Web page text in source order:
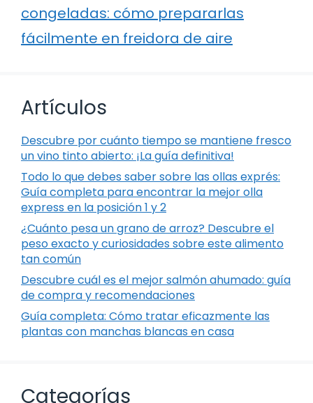
congeladas: cómo prepararlas
fácilmente en freidora de aire
Artículos
Descubre por cuánto tiempo se mantiene fresco
un vino tinto abierto: ¡La guía definitiva!
Todo lo que debes saber sobre las ollas exprés:
Guía completa para encontrar la mejor olla
express en la posición 1 y 2
¿Cuánto pesa un grano de arroz? Descubre el
peso exacto y curiosidades sobre este alimento
tan común
Descubre cuál es el mejor salmón ahumado: guía
de compra y recomendaciones
Guía completa: Cómo tratar eficazmente las
plantas con manchas blancas en casa
Categorías